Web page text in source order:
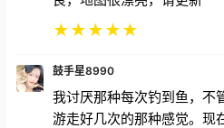
★★★★★
我讨厌那种每次钓到鱼，不
游走好几次的那种感觉。现
制起来有点难，往水里扔石